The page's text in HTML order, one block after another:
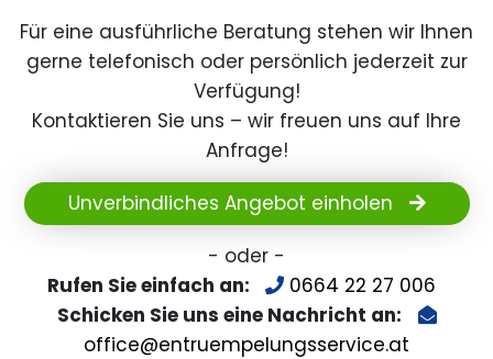
Für eine ausführliche Beratung stehen wir Ihnen
gerne telefonisch oder persönlich jederzeit zur
Verfügung!
Kontaktieren Sie uns – wir freuen uns auf Ihre
Anfrage!
Unverbindliches Angebot einholen
- oder -
Rufen Sie einfach an:
0664 22 27 006
Schicken Sie uns eine Nachricht an:
office@entruempelungsservice.at